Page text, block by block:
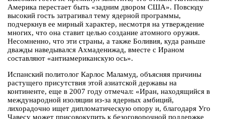
Америка перестает быть «задним двором США». Повсюду
высокий гость затрагивал тему ядерной программы,
подчеркнув ее мирный характер, несмотря на утверждение
многих, что она ставит целью создание атомного оружия.
Несомненно, что эти страны, а также Боливия, куда раньше
дважды наведывался Ахмаденижад, вместе с Ираном
составляют «антиамериканскую ось».
Испанский политолог Карлос Маламуд, объясняя причины
растущего присутствия этой азиатской державы на
континенте, еще в 2007 году отмечал: «Иран, находящийся в
международной изоляции из-за ядерных амбиций,
лихорадочно ищет дипломатическую опору и, благодаря Уго
Чавесу может присовокупить к безоговорочной поддержке